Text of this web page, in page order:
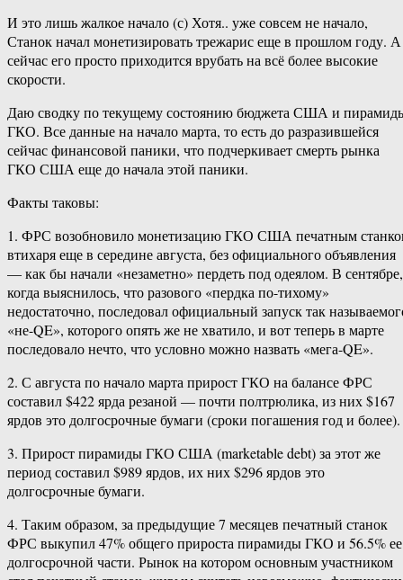
И это лишь жалкое начало (с) Хотя.. уже совсем не начало,
Станок начал монетизировать трежарис еще в прошлом году. А
сейчас его просто приходится врубать на всё более высокие
скорости.
Даю сводку по текущему состоянию бюджета США и
ГКО. Все данные на начало марта, то есть до разразившейся
сейчас финансовой паники, что подчеркивает смерть рынка
ГКО США еще до начала этой паники.
Факты таковы:
1. ФРС возобновило монетизацию ГКО США печатным
втихаря еще в середине августа, без официального объявления
— как бы начали «незаметно» пердеть под одеялом. В сентябре,
когда выяснилось, что разового «пердка по-тихому»
недостаточно, последовал официальный запуск так
«не-QE», которого опять же не хватило, и вот теперь в марте
последовало нечто, что условно можно назвать «мега-QE».
2. С августа по начало марта прирост ГКО на балансе ФРС
составил $422 ярда резаной — почти полтрюлика, из них $167
ярдов это долгосрочные бумаги (сроки погашения год и более).
3. Прирост пирамиды ГКО США (marketable debt) за этот же
период составил $989 ярдов, их них $296 ярдов это
долгосрочные бумаги.
4. Таким образом, за предыдущие 7 месяцев печатный станок
ФРС выкупил 47% общего прироста пирамиды ГКО и 56.5% ее
долгосрочной части. Рынок на котором основным участником